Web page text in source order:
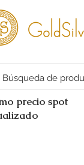
Búsqueda de
precio spot